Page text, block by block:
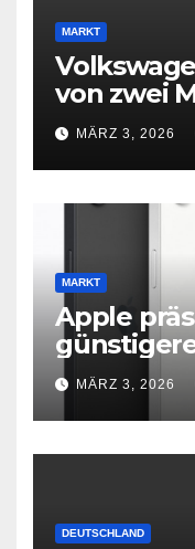
MARKT
von zwei
MÄRZ 3, 2026
MARKT
Apple
neues
MÄRZ 3, 2026
DEUTSCHLAND